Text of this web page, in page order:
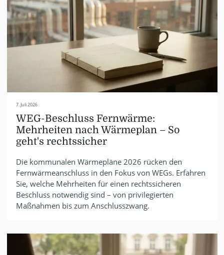
7. Juli 2026
WEG-Beschluss Fernwärme:
Mehrheiten nach Wärmeplan – So
geht's rechtssicher
Die kommunalen Wärmepläne 2026 rücken den
Fernwärmeanschluss in den Fokus von WEGs. Erfahren
Sie, welche Mehrheiten für einen rechtssicheren
Beschluss notwendig sind – von privilegierten
Maßnahmen bis zum Anschlusszwang.